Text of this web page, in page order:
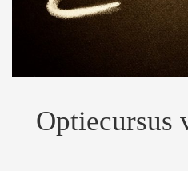
Optiecursus